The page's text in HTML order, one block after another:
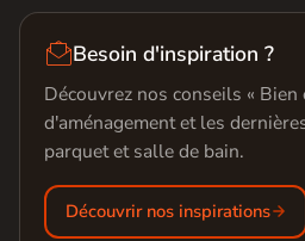
Besoin d'inspiration ?
Découvrez nos conseils «
d'aménagement et les
parquet et salle de bain.
Découvrir nos inspirations